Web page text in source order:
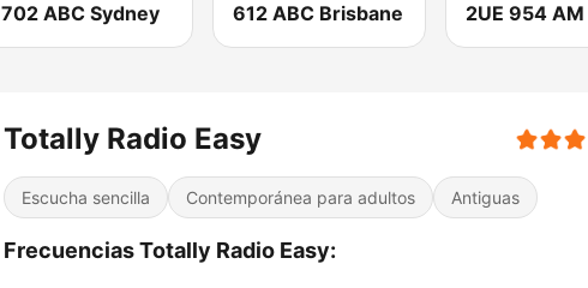
702 ABC Sydney 612 ABC Brisbane 2UE 954 AM
Totally Radio Easy
Escucha sencilla Contemporánea para adultos Antiguas
Frecuencias Totally Radio Easy: